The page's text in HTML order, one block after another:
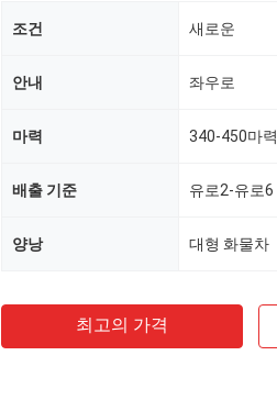
조건 새로운
안내 좌우로
마력 340-450마력
배출 기준 유로2-유로6
양낭 대형 화물차
최고의 가격